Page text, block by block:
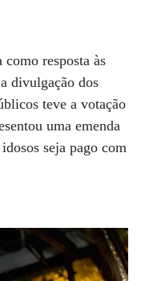
como resposta às
divulgação dos
teve a votação
uma emenda
seja pago com